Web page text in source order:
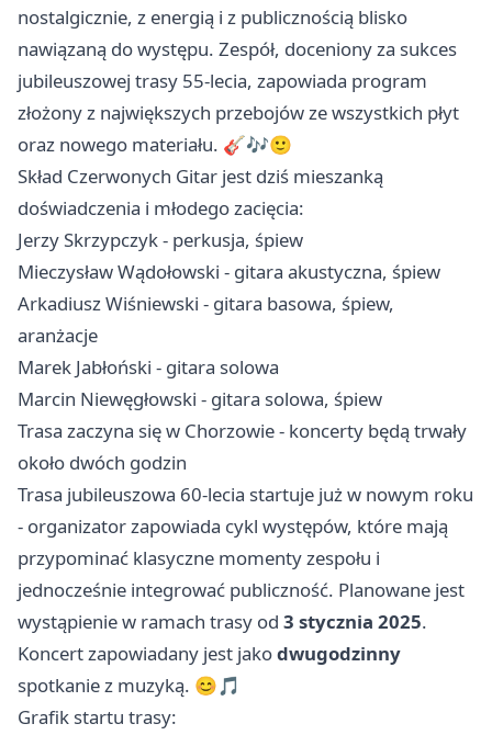
nostalgicznie, z energią i z publicznością blisko
nawiązaną do występu. Zespół, doceniony za sukces
jubileuszowej trasy 55-lecia, zapowiada program
złożony z największych przebojów ze wszystkich płyt
oraz nowego materiału. 🎸🎶🙂
Skład Czerwonych Gitar jest dziś mieszanką
doświadczenia i młodego zacięcia:
Jerzy Skrzypczyk - perkusja, śpiew
Mieczysław Wądołowski - gitara akustyczna, śpiew
Arkadiusz Wiśniewski - gitara basowa, śpiew,
aranżacje
Marek Jabłoński - gitara solowa
Marcin Niewęgłowski - gitara solowa, śpiew
Trasa zaczyna się w Chorzowie - koncerty będą trwały
około dwóch godzin
Trasa jubileuszowa 60-lecia startuje już w nowym roku
- organizator zapowiada cykl występów, które mają
przypominać klasyczne momenty zespołu i
jednocześnie integrować publiczność. Planowane jest
wystąpienie w ramach trasy od 3 stycznia 2025.
Koncert zapowiadany jest jakodwugodzinny
spotkanie z muzyką. 😊🎵
Grafik startu trasy: